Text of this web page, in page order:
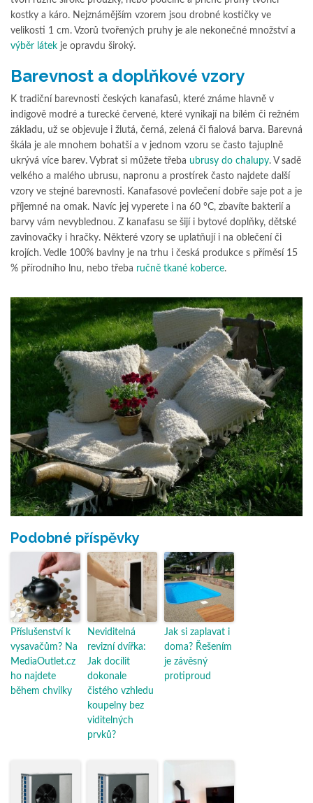
kostky a káro. Nejznámějším vzorem jsou drobné kostičky ve
velikosti 1 cm. Vzorů tvořených pruhy je ale nekonečné množství a
výběr látek je opravdu široký.
Barevnost a doplňkové vzory
K tradiční barevnosti českých kanafasů, které známe hlavně v
indigově modré a turecké červené, které vynikají na bílém či režném
základu, už se objevuje i žlutá, černá, zelená či fialová barva. Barevná
škála je ale mnohem bohatší a v jednom vzoru se často tajuplně
ukrývá více barev. Vybrat si můžete třeba ubrusy do chalupy. V sadě
velkého a malého ubrusu, napronu a prostírek často najdete další
vzory ve stejné barevnosti. Kanafasové povlečení dobře saje pot a je
příjemné na omak. Navíc jej vyperete i na 60 °C, zbavíte bakterií a
barvy vám nevyblednou. Z kanafasu se šijí i bytové doplňky, dětské
zavinovačky i hračky. Některé vzory se uplatňují i na oblečení či
krojích. Vedle 100% bavlny je na trhu i česká produkce s příměsí 15
% přírodního lnu, nebo třeba ručně tkané koberce.
Podobné příspěvky
Příslušenství k
vysavačům? Na
MediaOutlet.cz
ho najdete
během chvilky
Neviditelná
revizní dvířka:
Jak docílit
dokonale
čistého vzhledu
koupelny bez
viditelných
prvků?
Jak si zaplavat i
doma? Řešením
je závěsný
protiproud